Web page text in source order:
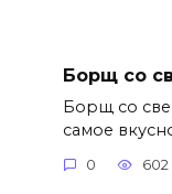
Борщ со
Борщ со
самое
0 602